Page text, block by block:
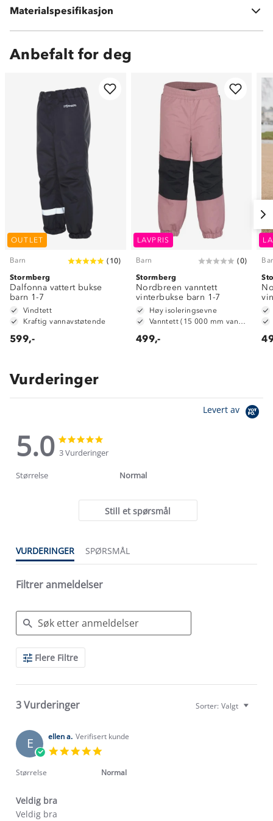
Materialspesifikasjon
100 % polyester
Anbefalt for deg
OUTLET
Barn ( 10)
Stormberg
Dalfonna vattert bukse
barn 1-7
Vindtett
Kraftig vannavstøtende
599,-
LAVPRIS
Barn (0)
Stormberg
Nordbreen vanntett
vinterbukse barn 1-7
Høy isoleringsevne
499,-
Vurderinger
Levert av
5.0
5.0
star
rating
star
3 Vurderinger
Størrelse Normal
Still et spørsmål
VURDERINGER SPØRSMÅL
Filtrer anmeldelser
Search
ReviewsFlere Filtre
3 Vurderinger Sorter: Valgt
E ellen a. Verifisert kunde
rating
Størrelse Normal
Veldig bra
Review
review
Veldig bra